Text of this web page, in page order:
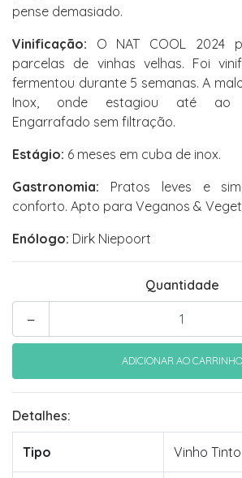
pense demasiado.
Vinificação: O NAT COOL 2024
parcelas de vinhas velhas. Foi
fermentou durante 5 semanas. A
Inox, onde estagiou até ao
Engarrafado sem filtração.
Estágio: 6 meses em cuba de inox.
Gastronomia: Pratos leves e
conforto. Apto para Veganos &
Enólogo: Dirk Niepoort
Quantidade
-
Detalhes:
Tipo Vinho Tinto